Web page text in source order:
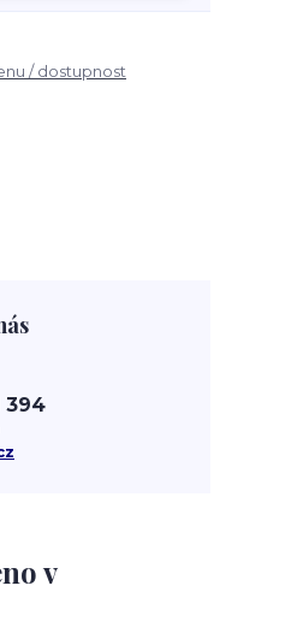
/ dostupnost
v
394